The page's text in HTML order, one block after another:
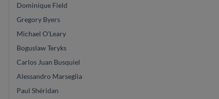
Dominique Field
Gregory Byers
Michael O'Leary
Boguslaw Teryks
Carlos Juan Busquiel
Alessandro Marseglia
Paul Shéridan